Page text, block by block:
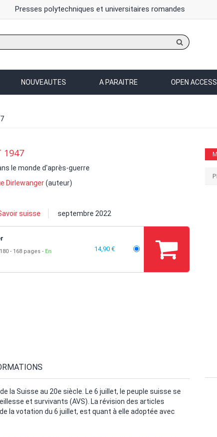
Presses polytechniques et universitaires romandes
sur
site
NOUVEAUTES A PARAITRE OPEN ACCESS
1947
le monde d'après-guerre
Dirlewanger(auteur)
suisse septembre 2022
168 pages
En
14,90 €
la Suisse au 20e siècle. Le 6 juillet, le peuple suisse se
et survivants (AVS). La révision des articles
la votation du 6 juillet, est quant à elle adoptée avec